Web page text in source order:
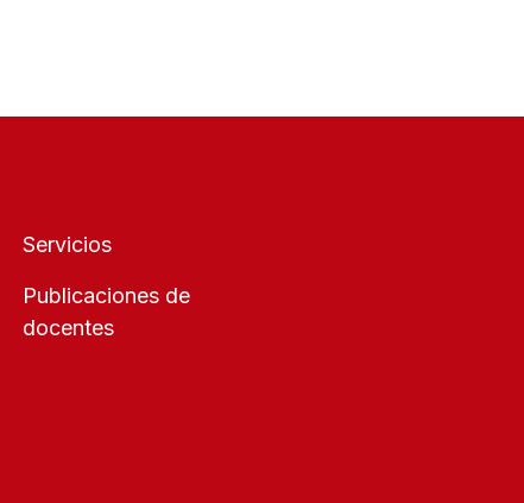
Servicios
Publicaciones de
docentes